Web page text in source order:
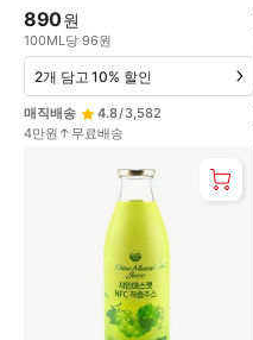
890원
100ML당 96원
매직배송 4.8/3,582
4만원↑무료배송
2개 담고 10% 할인